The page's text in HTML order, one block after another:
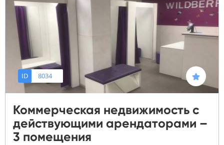
ID 8034
Коммерческая недвижимость с
действующими арендаторами –
3 помещения